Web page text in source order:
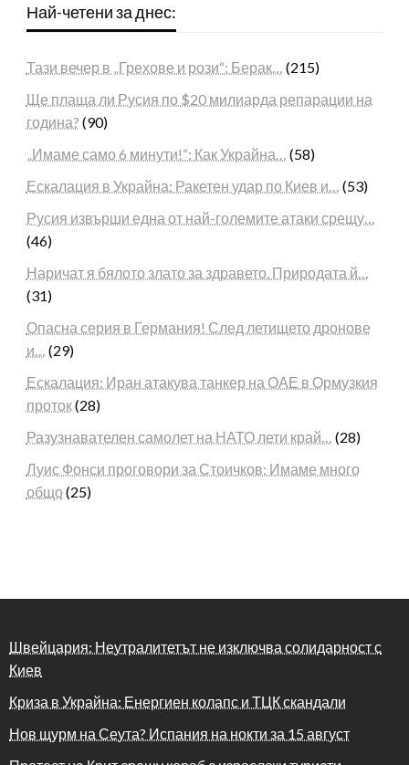
Най-четени за днес:
Тази вечер в „Грехове и рози“: Берак… (215)
Ще плаща ли Русия по $20 милиарда репарации на
година? (90)
„Имаме само 6 минути!“: Как Украйна… (58)
Ескалация в Украйна: Ракетен удар по Киев и… (53)
Русия извърши една от най-големите атаки срещу…
(46)
Наричат я бялото злато за здравето. Природата й…
(31)
Опасна серия в Германия! След летището дронове
и… (29)
Ескалация: Иран атакува танкер на ОАЕ в Ормузкия
проток(28)
Разузнавателен самолет на НАТО лети край… (28)
Луис Фонси проговори за Стоичков: Имаме много
общо (25)
Швейцария: Неутралитетът не изключва солидарност с
Киев
Криза в Украйна: Енергиен колапс и ТЦК скандали
Нов щурм на Сеута? Испания на нокти за 15 август